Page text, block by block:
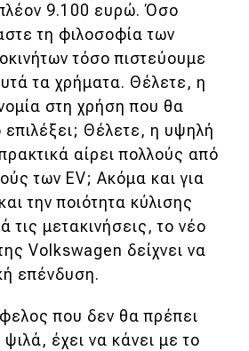
9.100 ευρώ. Όσο
τη φιλοσοφία των
τόσο πιστεύουμε
τα χρήματα. Θέλετε, η
στη χρήση που θα
επιλέξει; Θέλετε, η υψηλή
αίρει πολλούς από
των EV; Ακόμα και για
την ποιότητα κύλισης
τις μετακινήσεις, το νέο
Volkswagen δείχνει να
επένδυση.
που δεν θα πρέπει
έχει να κάνει με το